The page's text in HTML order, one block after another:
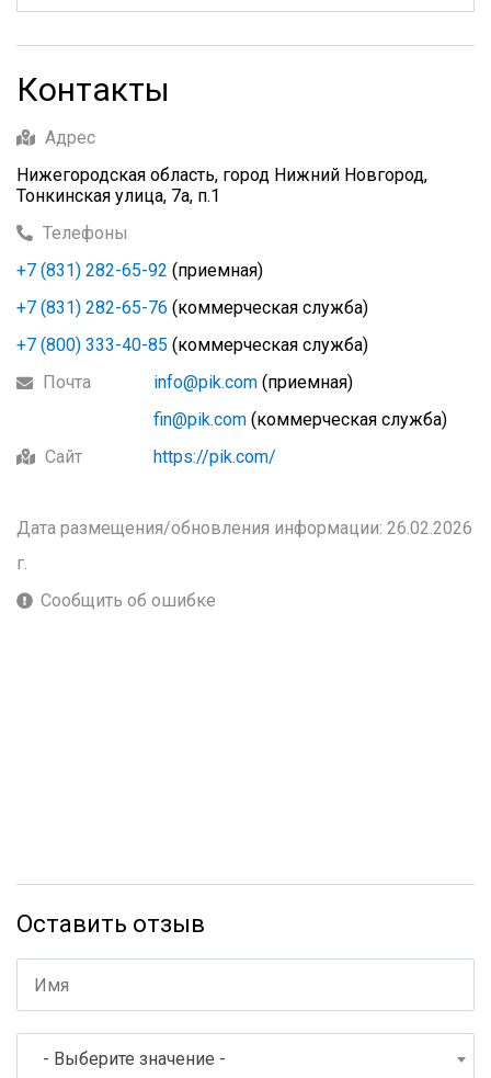
Контакты
Адрес
Нижегородская область, город Нижний Новгород,
Тонкинская улица, 7а, п.1
Телефоны
+7 (831) 282-65-92 (приемная)
+7 (831) 282-65-76 (коммерческая служба)
+7 (800) 333-40-85 (коммерческая служба)
Почта
info@pik.com (приемная)
fin@pik.com (коммерческая служба)
Сайт
https://pik.com/
Дата размещения/обновления информации: 26.02.2026
г.
Сообщить об ошибке
Оставить отзыв
- Выберите значение -